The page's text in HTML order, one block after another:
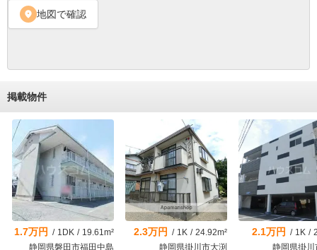
location_on 地図で確認
掲載物件
1.7万円 / 1DK / 19.61m²
静岡県磐田市福田中島
2.3万円 / 1K / 24.92m²
静岡県掛川市大渕
2.1万円 / 1K /
静岡県掛川